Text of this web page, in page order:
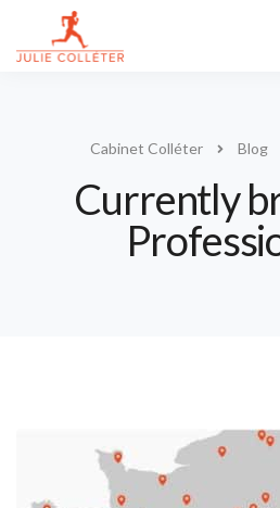
Cabinet Colléter Blog
Currently